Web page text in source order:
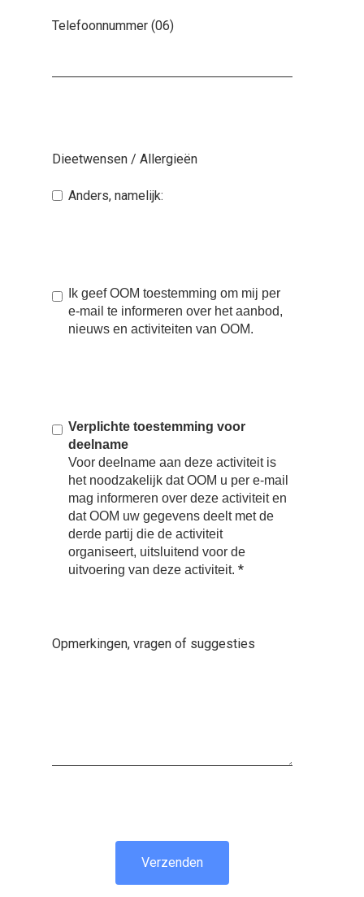
Telefoonnummer (06)
Dieetwensen / Allergieën
Anders, namelijk:
Ik geef OOM toestemming om mij per
e-mail te informeren over het aanbod,
nieuws en activiteiten van OOM.
Verplichte toestemming voor
deelname
Voor deelname aan deze activiteit is
het noodzakelijk dat OOM u per e-mail
mag informeren over deze activiteit en
dat OOM uw gegevens deelt met de
derde partij die de activiteit
organiseert, uitsluitend voor de
uitvoering van deze activiteit. *
Opmerkingen, vragen of suggesties
Verzenden